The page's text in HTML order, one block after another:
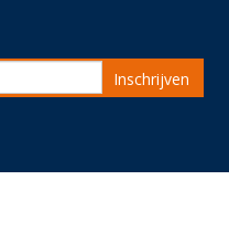
Inschrijven